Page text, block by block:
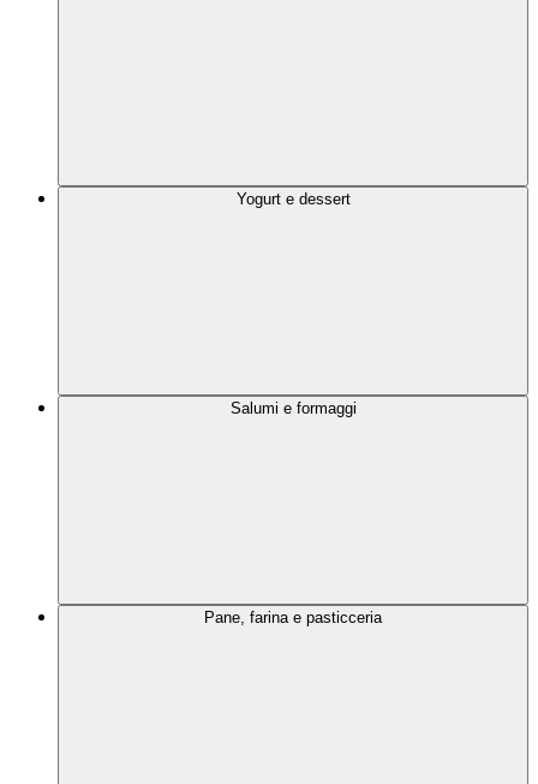
Yogurt e dessert
Salumi e formaggi
Pane, farina e pasticceria